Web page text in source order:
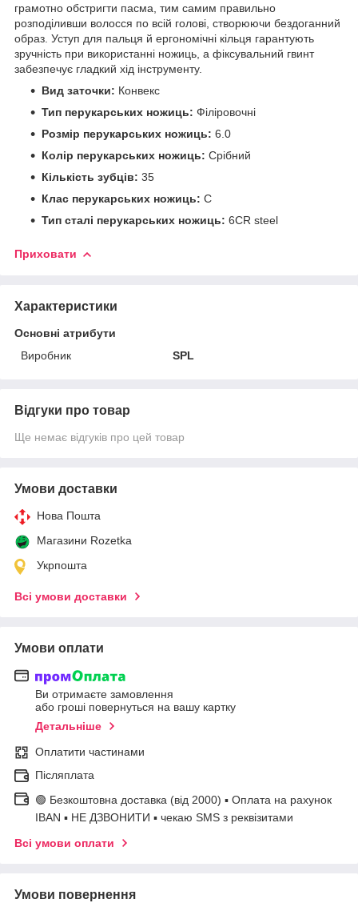
грамотно обстригти пасма, тим самим правильно
розподіливши волосся по всій голові, створюючи бездоганний
образ. Уступ для пальця й ергономічні кільця гарантують
зручність при використанні ножиць, а фіксувальний гвинт
забезпечує гладкий хід інструменту.
Вид заточки: Конвекс
Тип перукарських ножиць: Філіровочні
Розмір перукарських ножиць: 6.0
Колір перукарських ножиць: Срібний
Кількість зубців: 35
Клас перукарських ножиць: C
Тип сталі перукарських ножиць: 6CR steel
Приховати
Характеристики
Основні атрибути
Виробник
SPL
Відгуки про товар
Ще немає відгуків про цей товар
Умови доставки
Нова Пошта
Магазини Rozetka
Укрпошта
Всі умови доставки
Умови оплати
Ви отримаєте замовлення
або гроші повернуться на вашу картку
Детальніше
Оплатити частинами
Післяплата
🟢 Безкоштовна доставка (від 2000) ▪ Оплата на рахунок
IBAN ▪ НЕ ДЗВОНИТИ ▪ чекаю SMS з реквізитами
Всі умови оплати
Умови повернення